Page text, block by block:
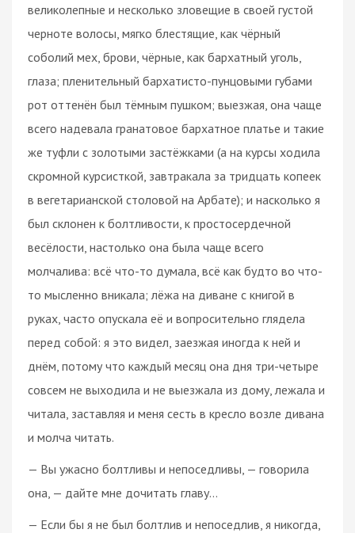
великолепные и несколько зловещие в своей густой
черноте волосы, мягко блестящие, как чёрный
соболий мех, брови, чёрные, как бархатный уголь,
глаза; пленительный бархатисто-пунцовыми губами
рот оттенён был тёмным пушком; выезжая, она чаще
всего надевала гранатовое бархатное платье и такие
же туфли с золотыми застёжками (а на курсы ходила
скромной курсисткой, завтракала за тридцать копеек
в вегетарианской столовой на Арбате); и насколько я
был склонен к болтливости, к простосердечной
весёлости, настолько она была чаще всего
молчалива: всё что-то думала, всё как будто во что-
то мысленно вникала; лёжа на диване с книгой в
руках, часто опускала её и вопросительно глядела
перед собой: я это видел, заезжая иногда к ней и
днём, потому что каждый месяц она дня три-четыре
совсем не выходила и не выезжала из дому, лежала и
читала, заставляя и меня сесть в кресло возле дивана
и молча читать.
— Вы ужасно болтливы и непоседливы, — говорила
она, — дайте мне дочитать главу…
— Если бы я не был болтлив и непоседлив, я никогда,